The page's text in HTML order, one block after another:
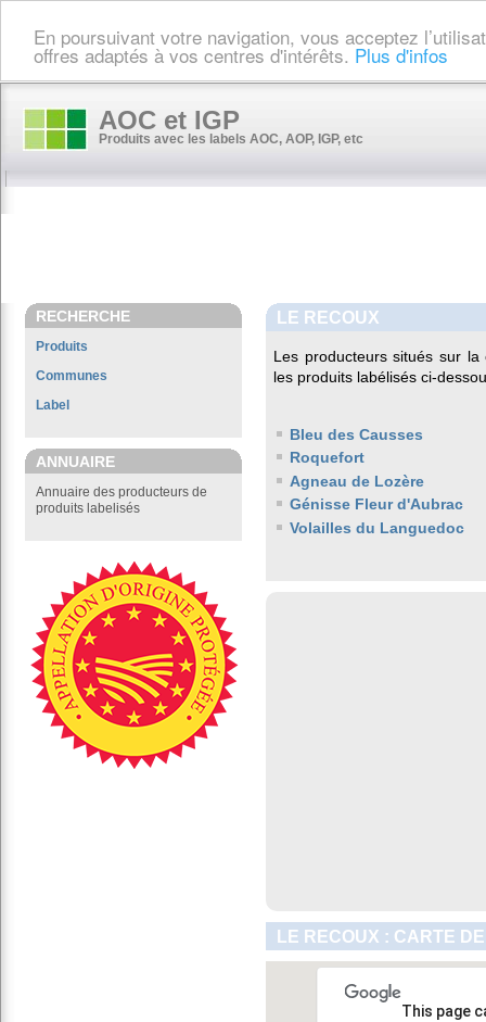
En poursuivant votre navigation, vous acceptez
offres adaptés à vos centres d'intérêts. Plus d'infos
AOC et IGP
Produits avec les labels AOC, AOP, IGP, etc
RECHERCHE
Produits
Communes
Label
ANNUAIRE
Annuaire des producteurs de
produits labelisés
LE RECOUX
Les producteurs situés sur
les produits labélisés ci-
Bleu des Causses
Roquefort
Agneau de Lozère
Génisse Fleur d'Aubrac
Volailles du Languedoc
LE RECOUX : CARTE
This page